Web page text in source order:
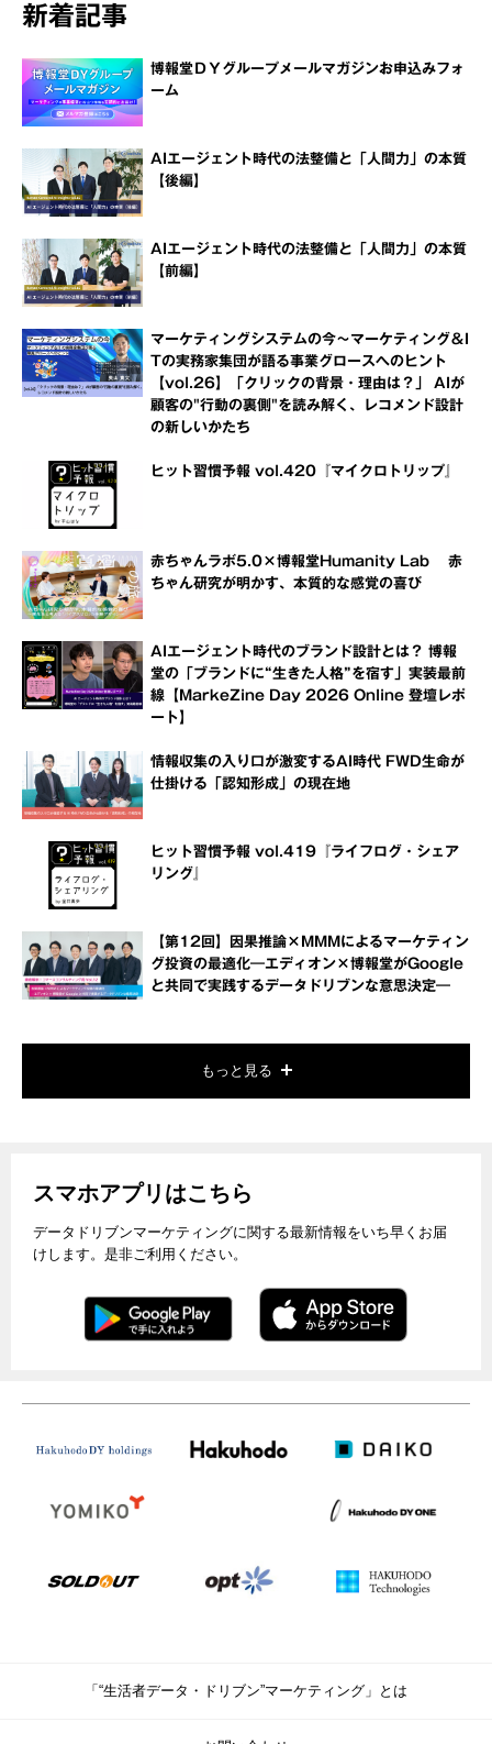
新着記事
博報堂ＤＹグループメールマガジンお申込みフォ
ーム
AIエージェント時代の法整備と「人間力」の本質
【後編】
AIエージェント時代の法整備と「人間力」の本質
【前編】
マーケティングシステムの今～マーケティング＆I
Tの実務家集団が語る事業グロースへのヒント
【vol.26】「クリックの背景・理由は？」 AIが
顧客の"行動の裏側"を読み解く、レコメンド設計
の新しいかたち
ヒット習慣予報 vol.420『マイクロトリップ』
赤ちゃんラボ5.0×博報堂Humanity Lab 赤
ちゃん研究が明かす、本質的な感覚の喜び
AIエージェント時代のブランド設計とは？ 博報
堂の「ブランドに“生きた人格”を宿す」実装最前
線【MarkeZine Day 2026 Online 登壇レポ
ート】
情報収集の入り口が激変するAI時代 FWD生命が
仕掛ける「認知形成」の現在地
ヒット習慣予報 vol.419『ライフログ・シェア
リング』
【第12回】因果推論×MMMによるマーケティン
グ投資の最適化―エディオン×博報堂がGoogle
と共同で実践するデータドリブンな意思決定―
もっと見る
スマホアプリはこちら
データドリブンマーケティングに関する最新情報をいち早くお届
けします。是非ご利用ください。
「“生活者データ・ドリブン”マーケティング」とは